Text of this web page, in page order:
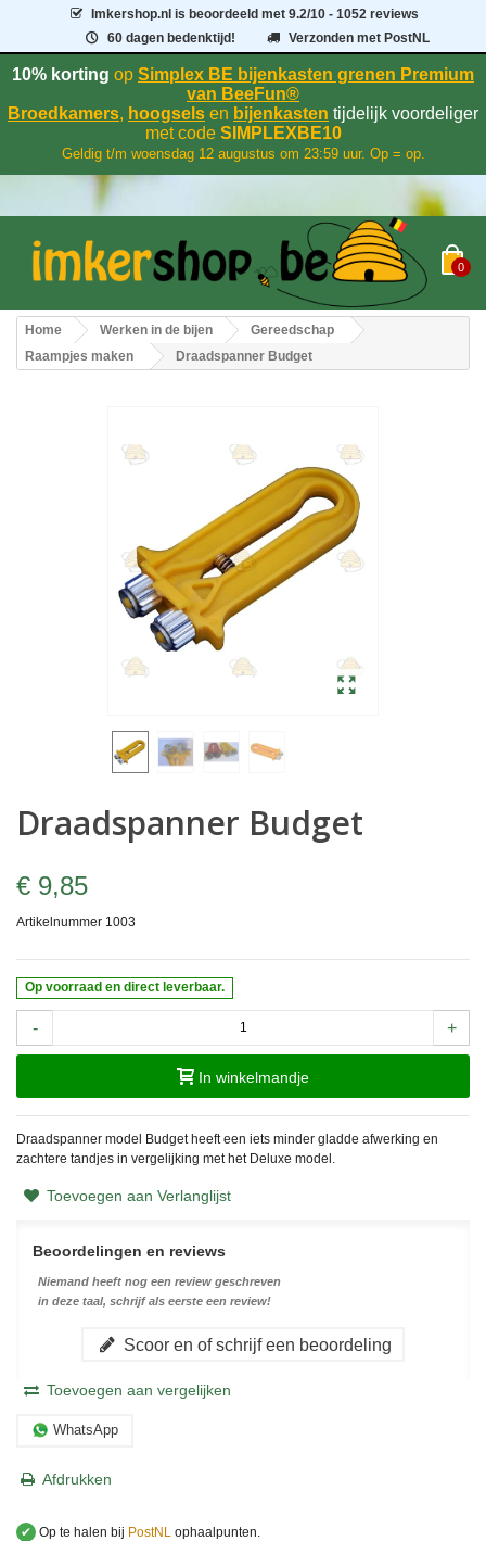
Imkershop.nl is beoordeeld met9.2/10 - 1052 reviews
60 dagen bedenktijd!
Verzonden met PostNL
10% korting op Simplex BE bijenkasten grenen Premium
van BeeFun®
Broedkamers, hoogsels en bijenkasten tijdelijk voordeliger
met codeSIMPLEXBE10
Geldig t/m woensdag 12 augustus om 23:59 uur. Op = op.
0
Home Werken in de bijen
Gereedschap
Raampjes maken
Draadspanner Budget
Draadspanner Budget
€ 9,85
Artikelnummer 1003
Op voorraad en direct leverbaar.
- +
In winkelmandje
Draadspanner model Budget heeft een iets minder gladde afwerking en
zachtere tandjes in vergelijking met het Deluxe model.
Toevoegen aan Verlanglijst
Beoordelingen en reviews
Niemand heeft nog een review geschreven
in deze taal, schrijf als eerste een review!
Scoor en of schrijf een beoordeling
Toevoegen aan vergelijken
WhatsApp
Afdrukken
✔ Op te halen bij PostNL ophaalpunten.